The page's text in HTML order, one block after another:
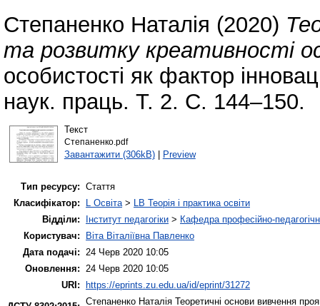
Степаненко Наталія (2020)
та розвитку креативності
особистості як фактор
наук. праць. Т. 2. С. 144–150.
Текст
Степаненко.pdf
Завантажити (306kB)| Preview
Тип ресурсу: Стаття
Класифікатор:
L Освіта> LB Теорія і практика освіти
Відділи:
Інститут педагогіки > Кафедра професійно-
Користувач:
Віта Віталіївна Павленко
Дата подачі: 24 Черв 2020 10:05
Оновлення: 24 Черв 2020 10:05
URI:
https://eprints.zu.edu.ua/id/eprint/31272
Степаненко Наталія Теоретичні основи вивчення